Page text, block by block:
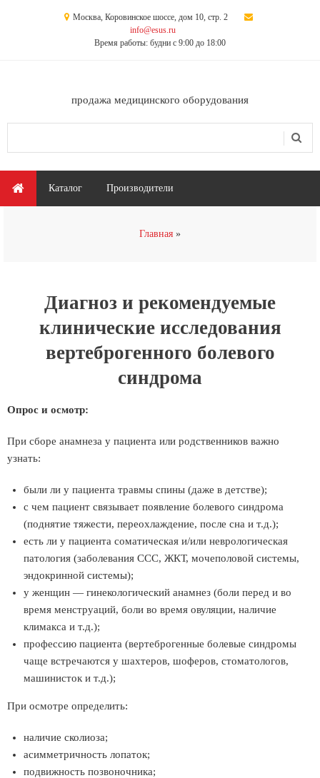
Москва, Коровинское шоссе, дом 10, стр. 2
info@esus.ru
Время работы: будни с 9:00 до 18:00
продажа медицинского оборудования
Главное меню
Каталог Производители
Главная
Диагноз и рекомендуемые
клинические исследования
вертеброгенного болевого
синдрома
Опрос и осмотр:
При сборе анамнеза у пациента или родственников важно
узнать:
были ли у пациента травмы спины (даже в детстве);
с чем пациент связывает появление болевого синдрома
(поднятие тяжести, переохлаждение, после сна и т.д.);
есть ли у пациента соматическая и/или неврологическая
патология (заболевания ССС, ЖКТ, мочеполовой системы,
эндокринной системы);
у женщин — гинекологический анамнез (боли перед и во
время менструаций, боли во время овуляции, наличие
климакса и т.д.);
профессию пациента (вертеброгенные болевые синдромы
чаще встречаются у шахтеров, шоферов, стоматологов,
машинисток и т.д.);
При осмотре определить:
наличие сколиоза;
асимметричность лопаток;
подвижность позвоночника;